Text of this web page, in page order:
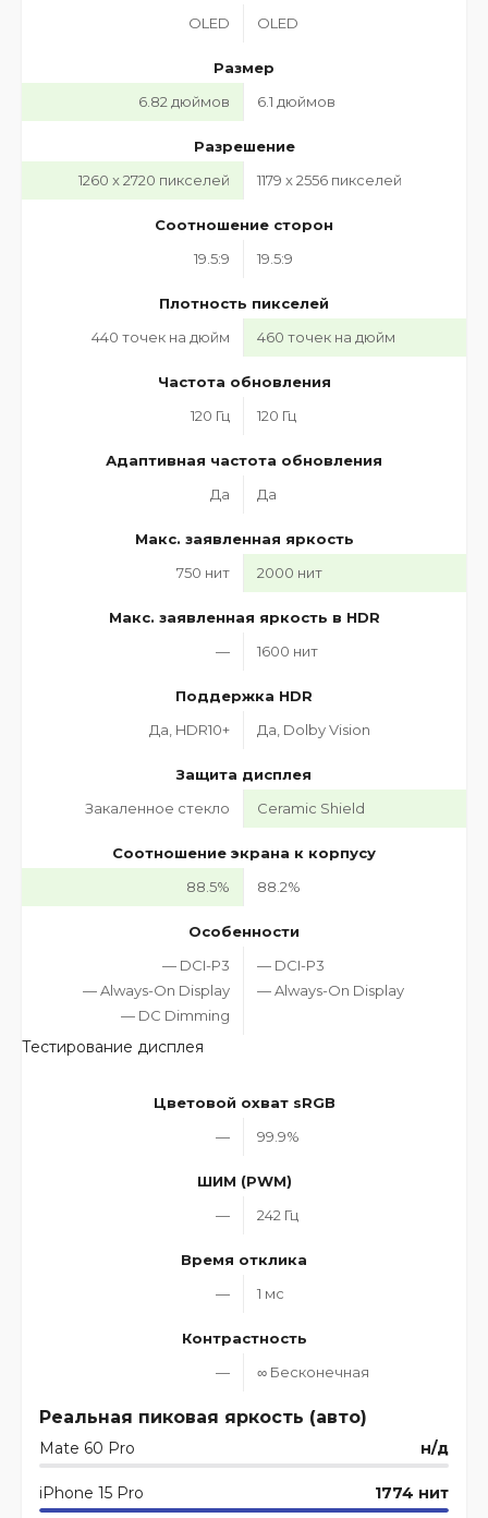
OLED
OLED
Размер
6.82 дюймов
6.1 дюймов
Разрешение
1260 x 2720 пикселей
1179 x 2556 пикселей
Соотношение сторон
19.5:9
19.5:9
Плотность пикселей
440 точек на дюйм
460 точек на дюйм
Частота обновления
120 Гц
120 Гц
Адаптивная частота обновления
Да
Да
Макс. заявленная яркость
750 нит
2000 нит
Макс. заявленная яркость в HDR
—
1600 нит
Поддержка HDR
Да, HDR10+
Да, Dolby Vision
Защита дисплея
Закаленное стекло
Ceramic Shield
Соотношение экрана к корпусу
88.5%
88.2%
Особенности
— DCI-P3
— Always-On Display
— DC Dimming
— DCI-P3
— Always-On Display
Тестирование дисплея
Цветовой охват sRGB
—
99.9%
ШИМ (PWM)
—
242 Гц
Время отклика
—
1 мс
Контрастность
—
∞ Бесконечная
Реальная пиковая яркость (авто)
Mate 60 Pro н/д
iPhone 15 Pro 1774 нит